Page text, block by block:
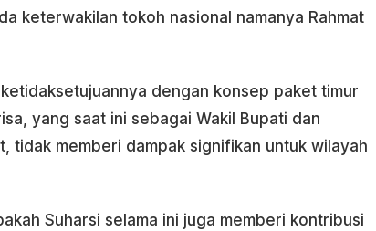
keterwakilan tokoh nasional namanya Rahmat
dengan konsep paket timur
yang saat ini sebagai Wakil Bupati dan
tidak memberi dampak signifikan untuk wilayah
Suharsi selama ini juga memberi kontribusi